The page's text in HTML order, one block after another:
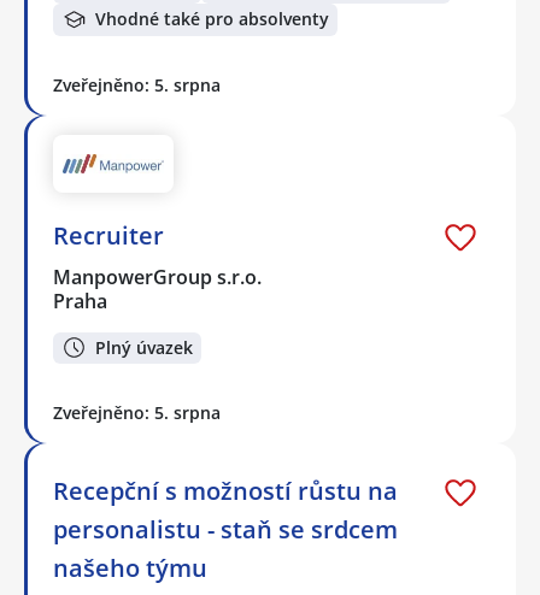
Vhodné také pro absolventy
Zveřejněno: 5. srpna
Recruiter
ManpowerGroup s.r.o.
Praha
Plný úvazek
Zveřejněno: 5. srpna
Recepční s možností růstu na
personalistu - staň se srdcem
našeho týmu